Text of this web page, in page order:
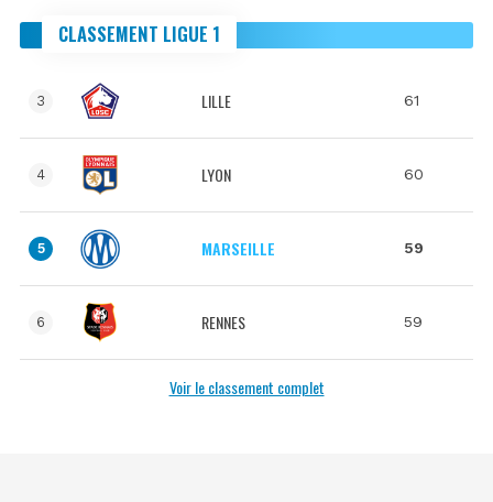
CLASSEMENT LIGUE 1
3 LILLE 61
4 LYON 60
5 MARSEILLE 59
6 RENNES 59
Voir le classement complet